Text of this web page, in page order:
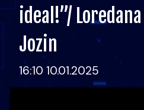
ideal!”/
Jozin
16:10 10.01.2025